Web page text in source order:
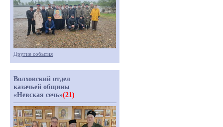
Другие события
Волховский отдел
казачьей общины
«Невская сечь»(21)